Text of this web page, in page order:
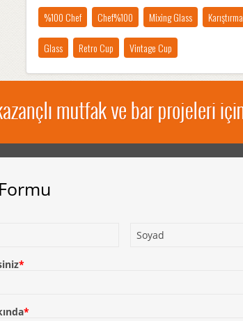
%100 Chef Chef%100 Mixing Glass
Glass Retro Cup Vintage Cup